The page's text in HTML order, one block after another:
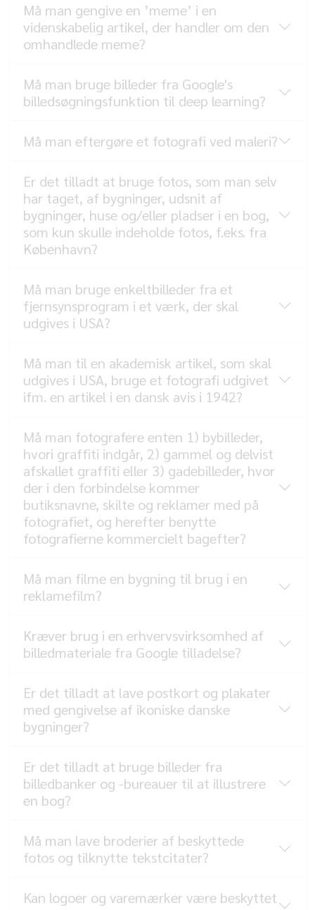
Må man gengive en ’meme’ i en
videnskabelig artikel, der handler om den
omhandlede meme?
Må man bruge billeder fra Google's
billedsøgningsfunktion til deep learning?
Må man eftergøre et fotografi ved maleri?
Er det tilladt at bruge fotos, som man selv
har taget, af bygninger, udsnit af
bygninger, huse og/eller pladser i en bog,
som kun skulle indeholde fotos, f.eks. fra
København?
Må man bruge enkeltbilleder fra et
fjernsynsprogram i et værk, der skal
udgives i USA?
Må man til en akademisk artikel, som skal
udgives i USA, bruge et fotografi udgivet
ifm. en artikel i en dansk avis i 1942?
Må man fotografere enten 1) bybilleder,
hvori graffiti indgår, 2) gammel og delvist
afskallet graffiti eller 3) gadebilleder, hvor
der i den forbindelse kommer
butiksnavne, skilte og reklamer med på
fotografiet, og herefter benytte
fotografierne kommercielt bagefter?
Må man filme en bygning til brug i en
reklamefilm?
Kræver brug i en erhvervsvirksomhed af
billedmateriale fra Google tilladelse?
Er det tilladt at lave postkort og plakater
med gengivelse af ikoniske danske
bygninger?
Er det tilladt at bruge billeder fra
billedbanker og -bureauer til at illustrere
en bog?
Må man lave broderier af beskyttede
fotos og tilknytte tekstcitater?
Kan logoer og varemærker være beskyttet